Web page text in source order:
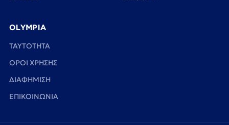
OLYMPIA
TAYTOTHTA
ΟΡΟΙ ΧΡΗΣΗΣ
ΔΙΑΦΗΜΙΣΗ
ΕΠΙΚΟΙΝΩΝΙΑ